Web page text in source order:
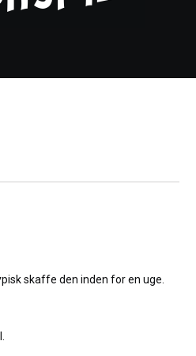
skaffe den inden for en uge.